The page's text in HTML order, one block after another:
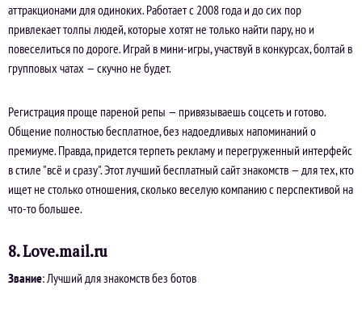
аттракционами для одиноких. Работает с 2008 года и до сих пор
привлекает толпы людей, которые хотят не только найти пару, но и
повеселиться по дороге. Играй в мини-игры, участвуй в конкурсах, болтай в
групповых чатах — скучно не будет.
Регистрация проще пареной репы — привязываешь соцсеть и готово.
Общение полностью бесплатное, без надоедливых напоминаний о
премиуме. Правда, придется терпеть рекламу и перегруженный интерфейс
в стиле "всё и сразу". Этот лучший бесплатный сайт знакомств — для тех, кто
ищет не столько отношения, сколько веселую компанию с перспективой на
что-то большее.
8. Love.mail.ru
Звание: Лучший для знакомств без ботов